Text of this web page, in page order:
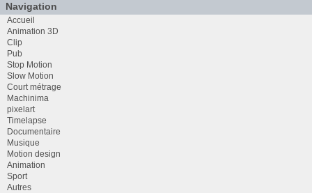
Navigation
Accueil
Animation 3D
Clip
Pub
Stop Motion
Slow Motion
Court métrage
Machinima
pixelart
Timelapse
Documentaire
Musique
Motion design
Animation
Sport
Autres